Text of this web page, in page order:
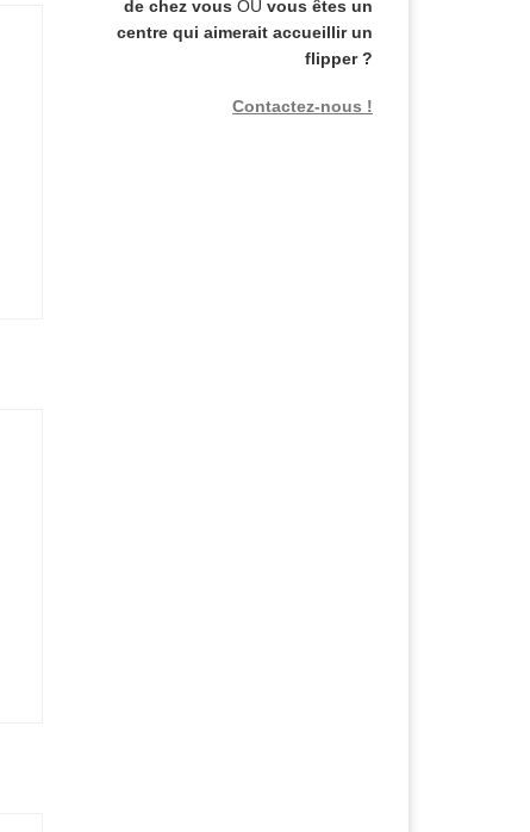
de chez vous OU vous êtes un
centre qui aimerait accueillir un
flipper ?
Contactez-nous !